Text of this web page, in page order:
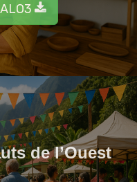
de l’Ouest